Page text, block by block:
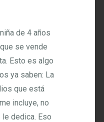
de 4 años
se vende
Esto es algo
ya saben: La
que está
incluye, no
dedica. Eso